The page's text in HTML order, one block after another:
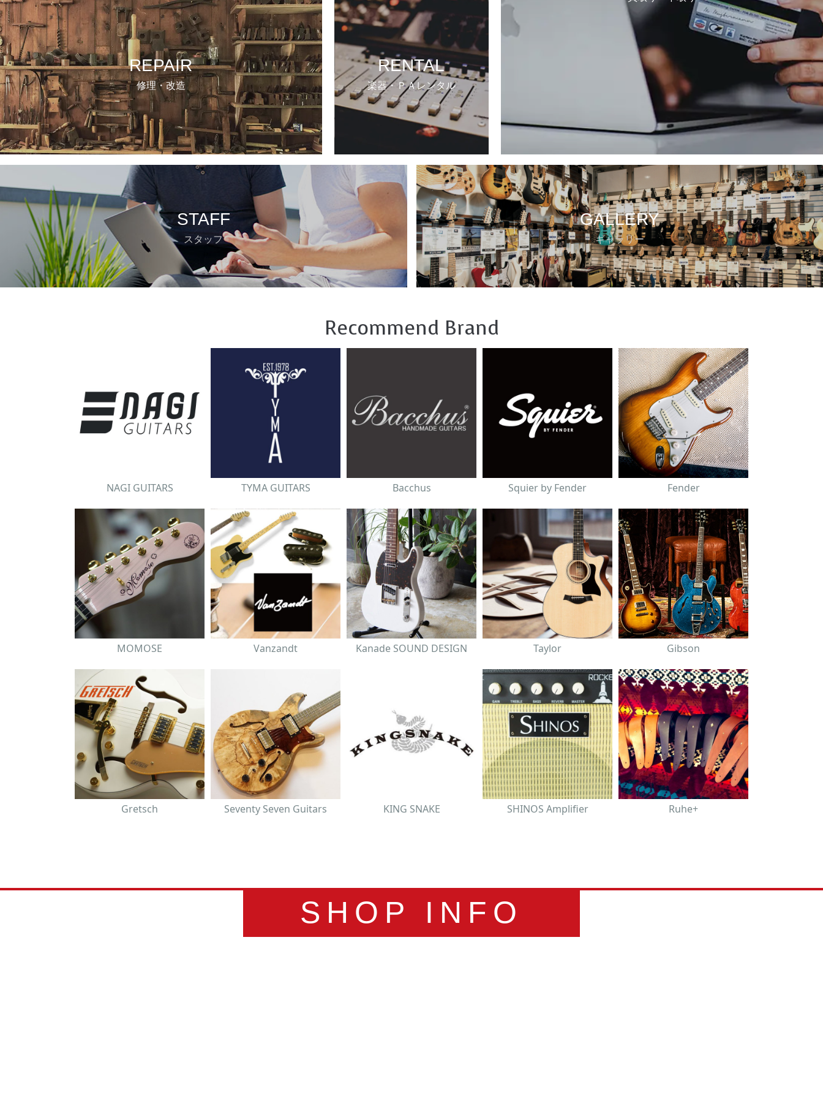
REPAIR
修理・改造
RENTAL
楽器・ＰＡレンタル
STAFF
スタッフ
GALLERY
ギャラリー
Recommend Brand
NAGI GUITARS TYMA GUITARS Bacchus Squier by Fender Fender
MOMOSE Vanzandt Kanade SOUND DESIGN Taylor Gibson
Gretsch Seventy Seven Guitars KING SNAKE SHINOS Amplifier Ruhe+
SHOP INFO